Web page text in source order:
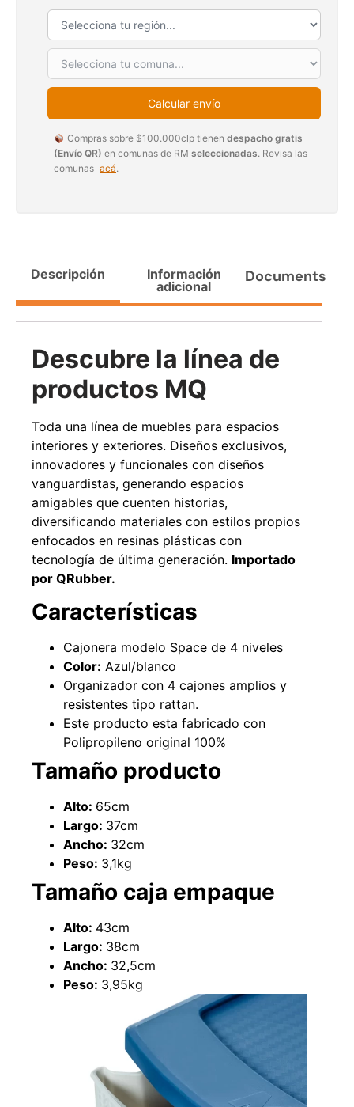
Calcular envío
Compras sobre $100.000clp tienen despacho gratis
(Envío QR) en comunas de RM seleccionadas. Revisa las
comunas acá.
Descripción
Información
adicional
Documents
Descubre la línea de
productos MQ
Toda una línea de muebles para espacios
interiores y exteriores. Diseños exclusivos,
innovadores y funcionales con diseños
vanguardistas, generando espacios
amigables que cuenten historias,
diversificando materiales con estilos propios
enfocados en resinas plásticas con
tecnología de última generación. Importado
por QRubber.
Características
Cajonera modelo Space de 4 niveles
Color: Azul/blanco
Organizador con 4 cajones amplios y
resistentes tipo rattan.
Este producto esta fabricado con
Polipropileno original 100%
Tamaño producto
Alto: 65cm
Largo: 37cm
Ancho: 32cm
Peso: 3,1kg
Tamaño caja empaque
Alto: 43cm
Largo: 38cm
Ancho: 32,5cm
Peso: 3,95kg
$1.990.000
Agregar al carrito
Leer más
Pasto sintético ornamental
Importado USA: Paradise
4,57*15,24mts
Leer más
38%
Apilador manual ancho
$ 1.167.990
49%
Pasto sintético ornamental
densidad 35mm Rollo
4,57*30,48mts
$2.002.243
$1.021.490
Leer más
Empaquetadura 1/4" 6.4mm
$1.192.666 $930.490
Agregar al carrito
Empaquetadura 3/16"
4.8mm neopreno con 1 tela
3.5MP
Agregar al carrito